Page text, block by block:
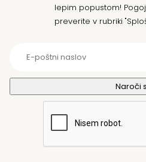
lepim popustom!
preverite v rubriki